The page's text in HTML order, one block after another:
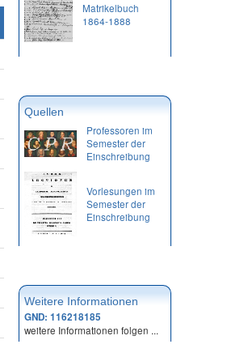
Matrikelbuch
1864-1888
Quellen
Professoren im
Semester der
Einschreibung
Vorlesungen im
Semester der
Einschreibung
Weitere Informationen
GND: 116218185
weitere Informationen folgen ...